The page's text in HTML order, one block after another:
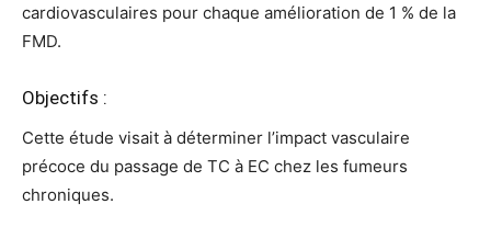
cardiovasculaires pour chaque amélioration de 1 % de la
FMD.
Objectifs :
Cette étude visait à déterminer l’impact vasculaire
précoce du passage de TC à EC chez les fumeurs
chroniques.